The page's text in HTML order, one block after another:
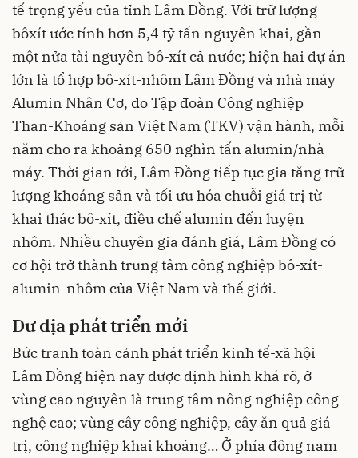
tế trọng yếu của tỉnh Lâm Đồng. Với trữ lượng
bôxít ước tính hơn 5,4 tỷ tấn nguyên khai, gần
một nửa tài nguyên bô-xít cả nước; hiện hai dự án
lớn là tổ hợp bô-xít-nhôm Lâm Đồng và nhà máy
Alumin Nhân Cơ, do Tập đoàn Công nghiệp
Than-Khoáng sản Việt Nam (TKV) vận hành, mỗi
năm cho ra khoảng 650 nghìn tấn alumin/nhà
máy. Thời gian tới, Lâm Đồng tiếp tục gia tăng trữ
lượng khoáng sản và tối ưu hóa chuỗi giá trị từ
khai thác bô-xít, điều chế alumin đến luyện
nhôm. Nhiều chuyên gia đánh giá, Lâm Đồng có
cơ hội trở thành trung tâm công nghiệp bô-xít-
alumin-nhôm của Việt Nam và thế giới.
Dư địa phát triển mới
Bức tranh toàn cảnh phát triển kinh tế-xã hội
Lâm Đồng hiện nay được định hình khá rõ, ở
vùng cao nguyên là trung tâm nông nghiệp công
nghệ cao; vùng cây công nghiệp, cây ăn quả giá
trị, công nghiệp khai khoáng… Ở phía đông nam